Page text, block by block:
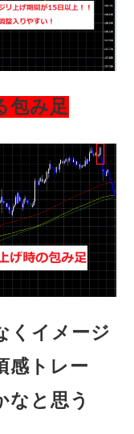
包み足
くイメージ
感トレー
なと思う